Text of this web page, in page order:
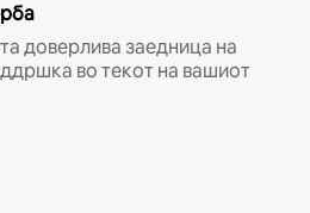
доверлива заедница на
во текот на вашиот